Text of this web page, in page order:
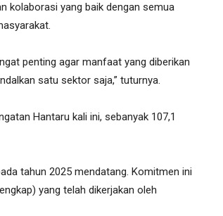
kolaborasi yang baik dengan semua
penting agar manfaat yang diberikan
satu sektor saja,” tuturnya.
Hantaru kali ini, sebanyak 107,1
tahun 2025 mendatang. Komitmen ini
yang telah dikerjakan oleh